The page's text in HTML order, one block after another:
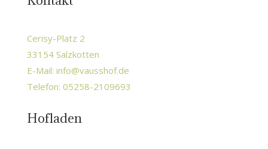
Cerisy-Platz 2
33154 Salzkotten
E-Mail: info@vausshof.de
Telefon: 05258-2109693
Hofladen